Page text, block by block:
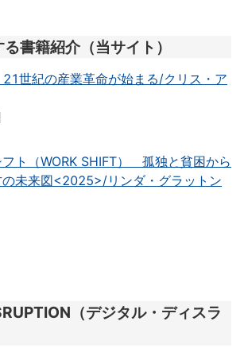
書籍紹介（当サイト）
世紀の産業革命が始まる/クリス・ア
ト（WORK SHIFT） 孤独と貧困から
の未来図<2025>/リンダ・グラットン
（デジタル・ディスラ